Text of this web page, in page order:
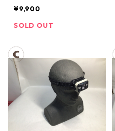
ジャケット： レディース
¥9,900
SOLD OUT